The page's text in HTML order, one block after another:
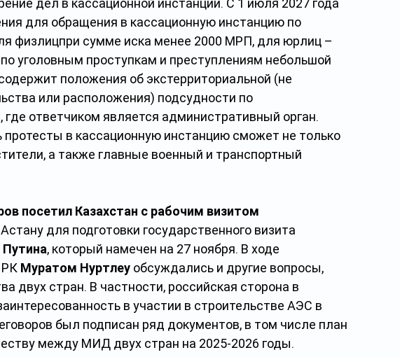
дел в кассационной инстанции. С 1 июля 2027 года
для обращения в кассационную инстанцию по
физлицпри сумме иска менее 2000 МРП, для юрлиц –
уголовным проступкам и преступлениям небольшой
положения об экстерриториальной (не
или расположения) подсудности по
ответчиком является административный орган.
протесты в кассационную инстанцию сможет не только
а также главные военный и транспортный
посетил Казахстан с рабочим визитом
для подготовки государственного визита
, который намечен на 27 ноября. В ходе
РК Муратом Нуртлеу обсуждались и другие вопросы,
двух стран. В частности, российская сторона в
в участии в строительстве АЭС в
был подписан ряд документов, в том числе план
между МИД двух стран на 2025-2026 годы.